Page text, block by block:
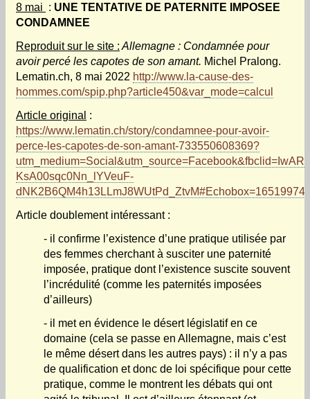
8 mai : UNE TENTATIVE DE PATERNITE IMPOSEE
CONDAMNEE
Reproduit sur le site : Allemagne : Condamnée pour
avoir percé les capotes de son amant. Michel Pralong.
Lematin.ch, 8 mai 2022 http://www.la-cause-des-
hommes.com/spip.php?article450&var_mode=calcul
Article original :
https://www.lematin.ch/story/condamnee-pour-avoir-
perce-les-capotes-de-son-amant-733550608369?
KsA00sqc0Nn_lYVeuF-
Article doublement intéressant :
- il confirme l’existence d’une pratique utilisée par
des femmes cherchant à susciter une paternité
imposée, pratique dont l’existence suscite souvent
l’incrédulité (comme les paternités imposées
d’ailleurs)
- il met en évidence le désert législatif en ce
domaine (cela se passe en Allemagne, mais c’est
le même désert dans les autres pays) : il n’y a pas
de qualification et donc de loi spécifique pour cette
pratique, comme le montrent les débats qui ont